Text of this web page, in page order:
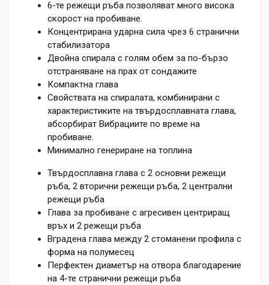
6-те режещи ръба позволяват много висока
скорост на пробиване.
Концентрирана ударна сила чрез 6 странични
стабилизатора
Двойна спирала с голям обем за по-бързо
отстраняване на прах от сондажите
Компактна глава
Свойствата на спиралата, комбинирани с
характеристиките на твърдосплавната глава,
абсорбират Вибрациите по време на
пробиване.
Минимално генериране на топлина
Твърдосплавна глава с 2 основни режещи
ръба, 2 вторични режещи ръба, 2 централни
режещи ръба
Глава за пробиване с агресивен центриращ
връх и 2 режещи ръба
Вградена глава между 2 стоманени профила с
форма на полумесец
Перфектен диаметър на отвора благодарение
на 4-те странични режещи ръба